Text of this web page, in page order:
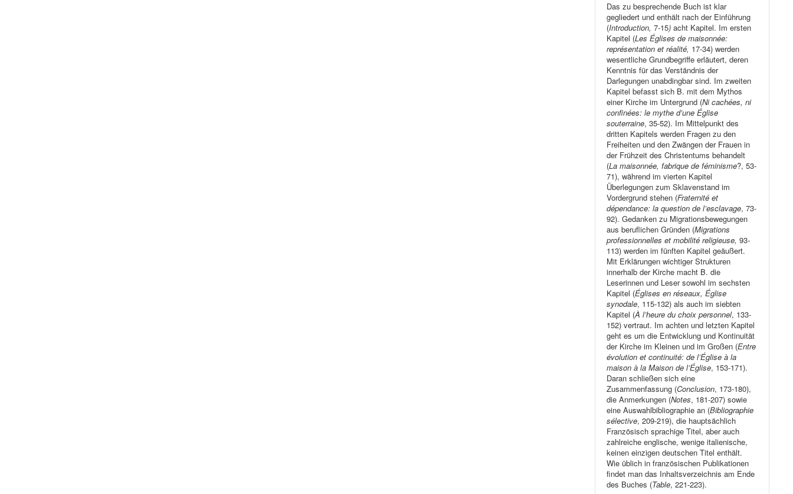
Das zu besprechende Buch ist klar
gegliedert und enthält nach der Einführung
(Introduction,7-15)acht Kapitel. Im ersten
Kapitel (Les Églises de maisonnée:
représentation et réalité, 17-34) werden
wesentliche Grundbegriffe erläutert, deren
Kenntnis für das Verständnis der
Darlegungen unabdingbar sind. Im zweiten
Kapitel befasst sich B. mit dem Mythos
einer Kirche im Untergrund (Ni cachées, ni
confinées: le mythe d’une Église
souterraine, 35-52). Im Mittelpunkt des
dritten Kapitels werden Fragen zu den
Freiheiten und den Zwängen der Frauen in
der Frühzeit des Christentums behandelt
(La maisonnée, fabrique de féminisme?, 53-
71), während im vierten Kapitel
Überlegungen zum Sklavenstand im
Vordergrund stehen (Fraternité et
dépendance: la question de l’esclavage, 73-
92). Gedanken zu Migrationsbewegungen
aus beruflichen Gründen (Migrations
professionnelles et mobilité religieuse,93-
113) werden im fünften Kapitel geäußert.
Mit Erklärungen wichtiger Strukturen
innerhalb der Kirche macht B. die
Leserinnen und Leser sowohl im sechsten
Kapitel (Églises en réseaux, Église
synodale, 115-132) als auch im siebten
Kapitel (À l’heure du choix personnel, 133-
152) vertraut. Im achten und letzten Kapitel
geht es um die Entwicklung und Kontinuität
der Kirche im Kleinen und im Großen (Entre
évolution et continuité: de l’Église à la
maison à la Maison de l’Église, 153-171).
Daran schließen sich eine
Zusammenfassung (Conclusion, 173-180),
die Anmerkungen (Notes, 181-207) sowie
eine Auswahlbibliographie an (Bibliographie
sélective, 209-219), die hauptsächlich
Französisch sprachige Titel, aber auch
zahlreiche englische, wenige italienische,
keinen einzigen deutschen Titel enthält.
Wie üblich in französischen Publikationen
findet man das Inhaltsverzeichnis am Ende
des Buches (Table, 221-223).